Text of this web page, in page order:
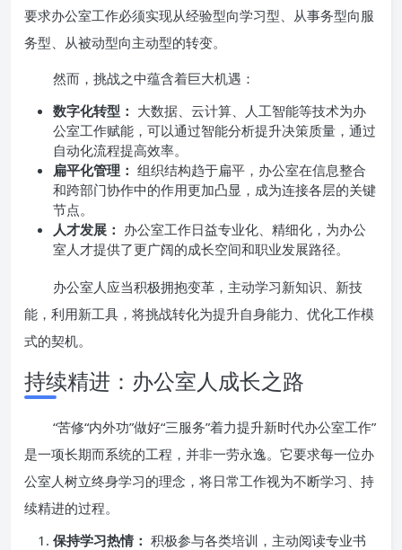
要求办公室工作必须实现从经验型向学习型、从事务型向服
务型、从被动型向主动型的转变。
然而，挑战之中蕴含着巨大机遇：
数字化转型： 大数据、云计算、人工智能等技术为办
公室工作赋能，可以通过智能分析提升决策质量，通过
自动化流程提高效率。
扁平化管理： 组织结构趋于扁平，办公室在信息整合
和跨部门协作中的作用更加凸显，成为连接各层的关键
节点。
人才发展： 办公室工作日益专业化、精细化，为办公
室人才提供了更广阔的成长空间和职业发展路径。
办公室人应当积极拥抱变革，主动学习新知识、新技
能，利用新工具，将挑战转化为提升自身能力、优化工作模
式的契机。
持续精进：办公室人成长之路
“苦修“内外功”做好“三服务”着力提升新时代办公室工作”
是一项长期而系统的工程，并非一劳永逸。它要求每一位办
公室人树立终身学习的理念，将日常工作视为不断学习、持
续精进的过程。
保持学习热情： 积极参与各类培训，主动阅读专业书